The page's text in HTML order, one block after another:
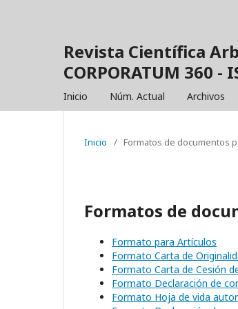
Revista Científica
CORPORATUM 360 -
Inicio Núm. Actual Archivos
Inicio / Formatos de documentos
Formatos de
Formato para Artículos
Formato Carta de
Formato Carta de Cesión
Formato Declaración de
Formato Hoja de vida